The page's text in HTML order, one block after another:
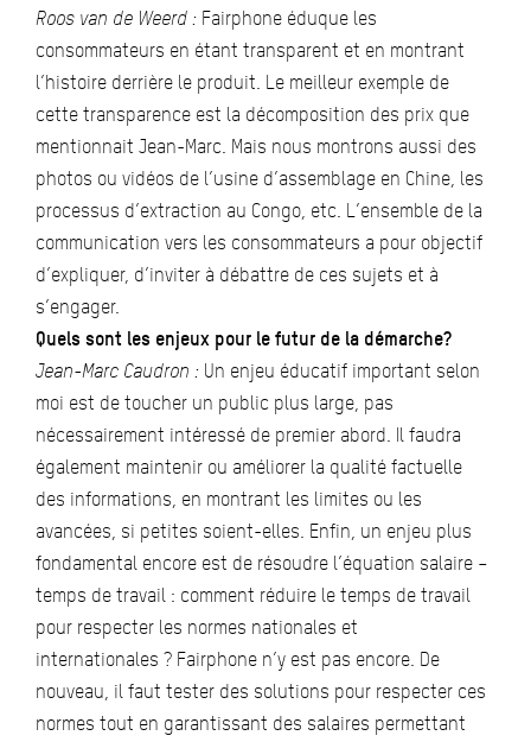
Roos van de Weerd : Fairphone éduque les
consommateurs en étant transparent et en montrant
l’histoire derrière le produit. Le meilleur exemple de
cette transparence est la décomposition des prix que
mentionnait Jean-Marc. Mais nous montrons aussi des
photos ou vidéos de l’usine d’assemblage en Chine, les
processus d’extraction au Congo, etc. L’ensemble de la
communication vers les consommateurs a pour objectif
d’expliquer, d’inviter à débattre de ces sujets et à
s’engager.
Quels sont les enjeux pour le futur de la démarche?
Jean-Marc Caudron : Un enjeu éducatif important selon
moi est de toucher un public plus large, pas
nécessairement intéressé de premier abord. Il faudra
également maintenir ou améliorer la qualité factuelle
des informations, en montrant les limites ou les
avancées, si petites soient-elles. Enfin, un enjeu plus
fondamental encore est de résoudre l’équation salaire –
temps de travail : comment réduire le temps de travail
pour respecter les normes nationales et
internationales ? Fairphone n’y est pas encore. De
nouveau, il faut tester des solutions pour respecter ces
normes tout en garantissant des salaires permettant